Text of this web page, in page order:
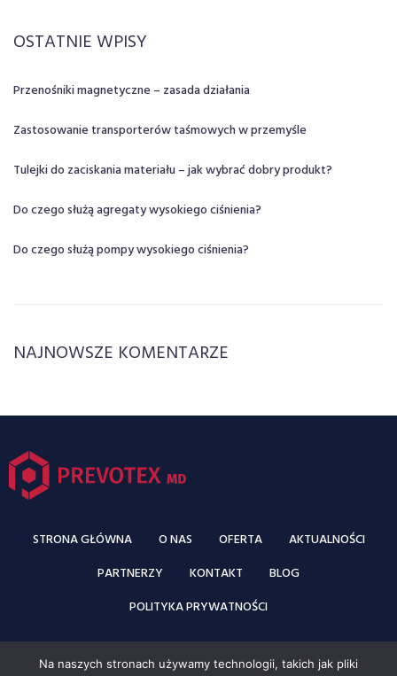
OSTATNIE WPISY
Przenośniki magnetyczne – zasada działania
Zastosowanie transporterów taśmowych w przemyśle
Tulejki do zaciskania materiału – jak wybrać dobry produkt?
Do czego służą agregaty wysokiego ciśnienia?
Do czego służą pompy wysokiego ciśnienia?
NAJNOWSZE KOMENTARZE
STRONA GŁÓWNA O NAS OFERTA
AKTUALNOŚCI
PARTNERZY
KONTAKT
BLOG
POLITYKA PRYWATNOŚCI
Na naszych stronach używamy technologii, takich jak pliki